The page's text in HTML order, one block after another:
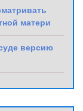
матери
версию